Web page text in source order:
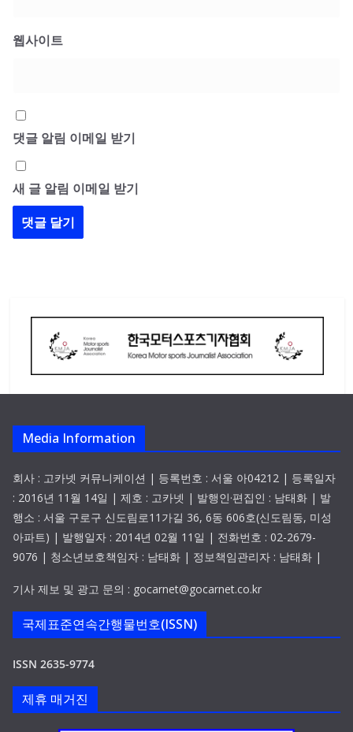
웹사이트
댓글 알림 이메일 받기
새 글 알림 이메일 받기
Media Information
회사 : 고카넷 커뮤니케이션 | 등록번호 : 서울 아04212 | 등록일자
: 2016년 11월 14일 | 제호 : 고카넷 | 발행인·편집인 : 남태화 | 발
행소 : 서울 구로구 신도림로11가길 36, 6동 606호(신도림동, 미성
아파트) | 발행일자 : 2014년 02월 11일 | 전화번호 : 02-2679-
9076 | 청소년보호책임자 : 남태화 | 정보책임관리자 : 남태화 |
기사 제보 및 광고 문의 : gocarnet@gocarnet.co.kr
국제표준연속간행물번호(ISSN)
ISSN 2635-9774
제휴 매거진